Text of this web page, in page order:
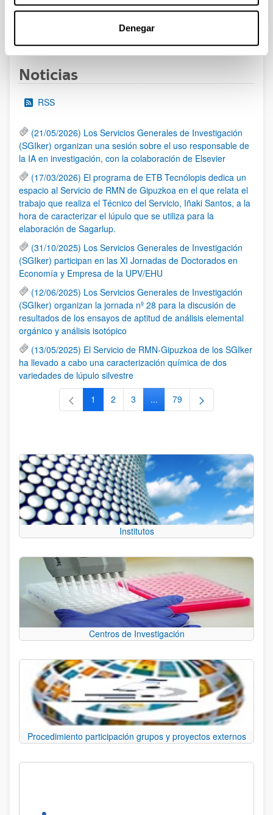
Denegar
Páginas intermedias Use TAB para
PáginaPágina
10 11
Noticias
RSS
(21/05/2026) Los Servicios Generales de Investigación
(SGIker) organizan una sesión sobre el uso responsable de
la IA en investigación, con la colaboración de Elsevier
(17/03/2026) El programa de ETB Tecnólopis dedica un
espacio al Servicio de RMN de Gipuzkoa en el que relata el
trabajo que realiza el Técnico del Servicio, Iñaki Santos, a la
hora de caracterizar el lúpulo que se utiliza para la
elaboración de Sagarlup.
(31/10/2025) Los Servicios Generales de Investigación
(SGIker) participan en las XI Jornadas de Doctorados en
Economía y Empresa de la UPV/EHU
(12/06/2025) Los Servicios Generales de Investigación
(SGIker) organizan la jornada nº 28 para la discusión de
resultados de los ensayos de aptitud de análisis elemental
orgánico y análisis isotópico
(13/05/2025) El Servicio de RMN-Gipuzkoa de los SGIker
ha llevado a cabo una caracterización química de dos
variedades de lúpulo silvestre
Página
1 Página
2 Página
3 ...Páginas intermedias Use TAB
Página
79
Institutos
Centros de Investigación
Procedimiento participación grupos y proyectos externos